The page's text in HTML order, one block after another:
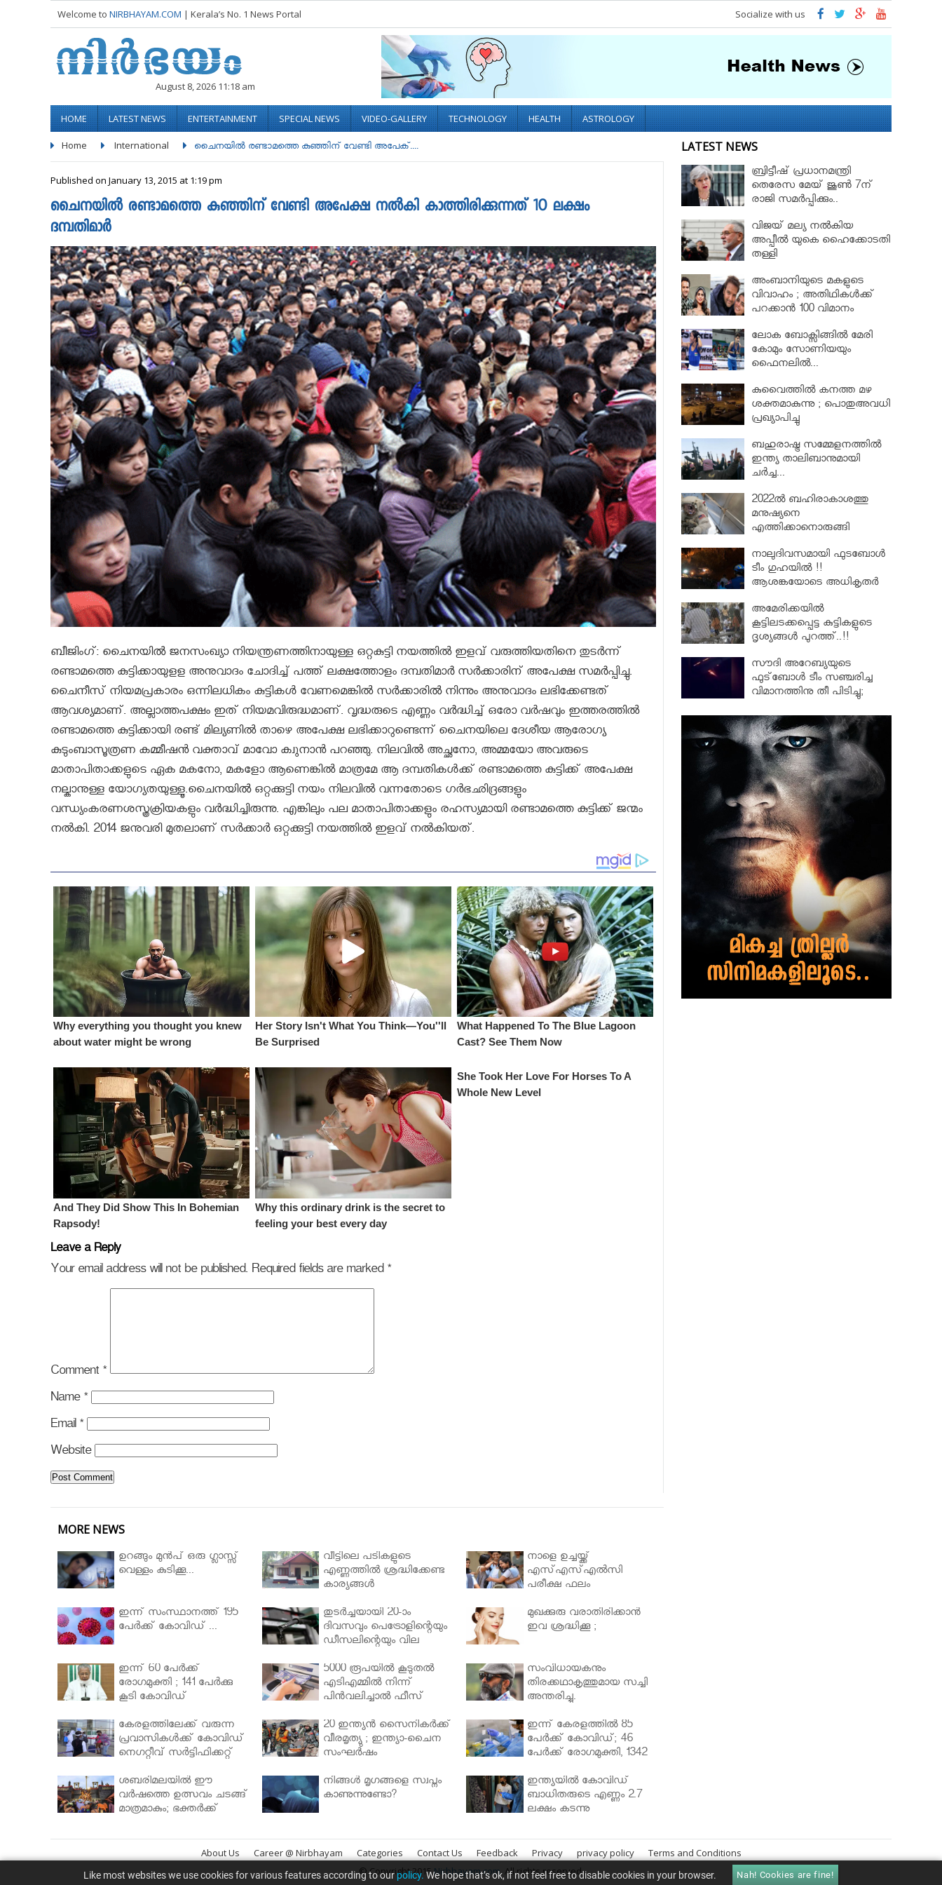
Welcome to NIRBHAYAM.COM | Kerala’s No. 1 News Portal Socialize with us
August 8, 2026 11:18 am
HOME LATEST NEWS ENTERTAINMENT SPECIAL NEWS VIDEO-GALLERY TECHNOLOGY HEALTH ASTROLOGY
Home International ചൈനയിൽ രണ്ടാമത്തെ കുഞ്ഞിന് വേണ്ടി അപേക്....
Published on January 13, 2015 at 1:19 pm
ചൈനയിൽ രണ്ടാമത്തെ കുഞ്ഞിന് വേണ്ടി അപേക്ഷ നൽകി കാത്തിരിക്കുന്നത് 10 ലക്ഷം
ദമ്പതിമാർ
ബീജിംഗ്: ചൈനയിൽ ജനസംഖ്യാ നിയന്ത്രണത്തിനായുള്ള ഒറ്റകുട്ടി നയത്തില്‍ ഇളവ് വരുത്തിയതിനെ തുടർന്ന്
രണ്ടാമത്തെ കുട്ടിക്കായുളള അനുവാദം ചോദിച്ച് പത്ത് ലക്ഷത്തോളം ദമ്പതിമാർ സർക്കാരിന് അപേക്ഷ സമർപ്പിച്ചു.
ചൈനീസ് നിയമപ്രകാരം ഒന്നിലധികം കുട്ടികള്‍ വേണമെങ്കില്‍ സർക്കാരിൽ നിന്നും അനുവാദം ലഭിക്കേണ്ടത്
ആവശ്യമാണ്‌. അല്ലാത്തപക്ഷം ഇത് നിയമവിരുദ്ധമാണ്. വൃദ്ധരുടെ എണ്ണം വർദ്ധിച്ച് ഒരോ വര്‍ഷവും ഇത്തരത്തില്‍
രണ്ടാമത്തെ കുട്ടിക്കായി രണ്ട് മില്യണില്‍ താഴെ അപേക്ഷ ലഭിക്കാറുണ്ടെന്ന് ചൈനയിലെ ദേശീയ ആരോഗ്യ
കുടുംബാസൂത്രണ കമ്മീഷന്‍ വക്താവ് മാവോ ക്വുനാന്‍ പറഞ്ഞു. നിലവില്‍ അച്ഛനോ, അമ്മയോ അവരുടെ
മാതാപിതാക്കളുടെ ഏക മകനോ, മകളോ ആണെങ്കില്‍ മാത്രമേ ആ ദമ്പതികള്‍ക്ക് രണ്ടാമത്തെ കുട്ടിക്ക് അപേക്ഷ
നല്കാനുള്ള യോഗ്യതയുള്ളൂ.ചൈനയിൽ ഒറ്റക്കുട്ടി നയം നിലവില്‍ വന്നതോടെ ഗര്‍ഭഛിദ്രങ്ങളും
വന്ധ്യംകരണശസ്ത്രക്രിയകളും വർദ്ധിച്ചിരുന്നു. എങ്കിലും പല മാതാപിതാക്കളും രഹസ്യമായി രണ്ടാമത്തെ കുട്ടിക്ക് ജന്മം
നല്‍കി. 2014 ജനുവരി മുതലാണ് സര്‍ക്കാര്‍ ഒറ്റക്കുട്ടി നയത്തില്‍ ഇളവ് നല്‍കിയത്.
Leave a Reply
Your email address will not be published. Required fields are marked *
Comment *
Name *
Email *
Website
MORE NEWS
ഉറങ്ങും മുന്‍പ് ഒരു ഗ്ലാസ്സ്
വെള്ളം കുടിക്കൂ...
വീട്ടിലെ പടികളുടെ
എണ്ണത്തിൽ ശ്രദ്ധിക്കേണ്ട
കാര്യങ്ങൾ
നാളെ ഉച്ചയ്ക്ക്
എസ്എസ്എല്‍സി
പരീക്ഷ ഫലം
ഇന്ന് സംസ്ഥാനത്ത് 195
പേര്‍ക്ക് കോവിഡ് ...
തുടർച്ചയായി 20-ാം
ദിവസവും പെട്രോളിന്റെയും
ഡീസലിന്റെയും വില
മുഖക്കുരു വരാതിരിക്കാന്‍
ഇവ ശ്രദ്ധിക്കൂ ;
ഇന്ന് 60 പേർക്ക്
രോഗമുക്തി ; 141 പേര്‍ക്കു
കൂടി കോവിഡ്
5000 രൂപയിൽ കൂടുതൽ
എടിഎമ്മിൽ നിന്ന്
പിൻവലിച്ചാൽ ഫീസ്
സംവിധായകനും
തിരക്കഥാകൃത്തുമായ സച്ചി
അന്തരിച്ചു.
കേരളത്തിലേക്ക് വരുന്ന
പ്രവാസികള്‍ക്ക് കോവിഡ്
നെഗറ്റീവ് സര്‍ട്ടിഫിക്കറ്റ്
മന്ത്രിസഭ
20 ഇന്ത്യൻ സൈനികർക്ക്
വീരമൃത്യു ; ഇന്ത്യാ-ചൈന
സംഘർഷം
ഇന്ന് കേരളത്തിൽ 85
പേർക്ക് കോവിഡ്; 46
പേർക്ക് രോഗമുക്തി, 1342
ശബരിമലയില്‍ ഈ
വർഷത്തെ ഉത്സവം ചടങ്ങ്
മാത്രമാകും; ഭക്തർക്ക്
നിങ്ങള്‍ മൃഗങ്ങളെ സ്വപ്നം
കാണുന്നുണ്ടോ?
ഇന്ത്യയിൽ കോവിഡ്
ബാധിതരുടെ എണ്ണം 2.7
ലക്ഷം കടന്നു
LATEST NEWS
ബ്രിട്ടീഷ് പ്രധാനമന്ത്രി
തെരേസ മേയ് ജൂണ്‍ 7ന്
രാജി സമർപ്പിക്കും..
വിജയ് മല്യ നൽകിയ
അപ്പീൽ യുകെ ഹൈക്കോടതി
തള്ളി
അംബാനിയുടെ മകളുടെ
വിവാഹം ; അതിഥികൾക്ക്
പറക്കാൻ 100 വിമാനം
ലോക ബോക്സിങ്ങിൽ മേരി
കോമും സോണിയയും
ഫൈനലിൽ...
കുവൈത്തിൽ കനത്ത മഴ
ശക്തമാകുന്നു ; പൊതുഅവധി
പ്രഖ്യാപിച്ചു
ബഹുരാഷ്ട്ര സമ്മേളനത്തിൽ
ഇന്ത്യ താലിബാനുമായി
ചര്‍ച്ച...
2022ൽ ബഹിരാകാശത്തു
മനുഷ്യനെ
എത്തിക്കാനൊരുങ്ങി
നാലുദിവസമായി ഫുടബോൾ
ടീം ഗുഹയിൽ !!
ആശങ്കയോടെ അധികൃതർ
അമേരിക്കയിൽ
കൂട്ടിലടക്കപ്പെട്ട കുട്ടികളുടെ
ദൃശ്യങ്ങൾ പുറത്ത്..!!
നടപടിക്കെതിരെ പ്രതിഷേധം
ശക്തം
സൗദി അറേബ്യയുടെ
ഫുട്‌ബോള്‍ ടീം സഞ്ചരിച്ച
വിമാനത്തിനു തീ പിടിച്ചു;
About Us Career @ Nirbhayam Categories Contact Us Feedback Privacy privacy policy
Terms and Conditions
© Copyright 2015Nirbhayam.com. All rights reserved.
Like most websites we use cookies for various features according to ourpolicy.We hope that’s ok, if not feel free to disable cookies in your browser. Nah! Cookies are fine!